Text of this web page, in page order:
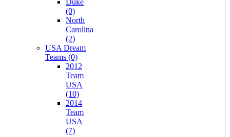
(0)
North
Carolina
(2)
USA Dream
Teams (0)
2012
Team
USA
(10)
2014
Team
USA
(7)